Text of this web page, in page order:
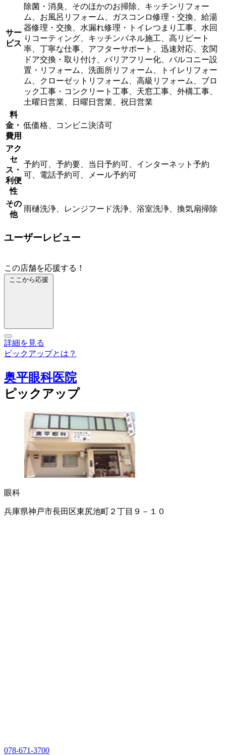
サー
ビス
除菌・消臭、そのほかのお掃除、キッチンリフォー
ム、お風呂リフォーム、ガスコンロ修理・交換、給湯
器修理・交換、水漏れ修理・トイレつまり工事、水回
りコーティング、キッチンパネル施工、高リピート
率、丁寧な仕事、アフターサポート、迅速対応、玄関
ドア交換・取り付け、バリアフリー化、バルコニー設
置・リフォーム、洗面所リフォーム、トイレリフォー
ム、クローゼットリフォーム、高級リフォーム、ブロ
ック工事・コンクリート工事、天窓工事、外構工事、
土曜日営業、日曜日営業、祝日営業
料
金・
費用
低価格、コンビニ決済可
アク
セ
ス・
利便
性
予約可、予約要、当日予約可、インターネット予約
可、電話予約可、メール予約可
その
他
雨樋洗浄、レンジフード洗浄、浴室洗浄、換気扇掃除
ユーザーレビュー
この店舗を応援する！
ここから応援
詳細を見る
ピックアップとは？
奥平眼科医院
ピックアップ
眼科
兵庫県神戸市長田区東尻池町２丁目９－１０
078-671-3700